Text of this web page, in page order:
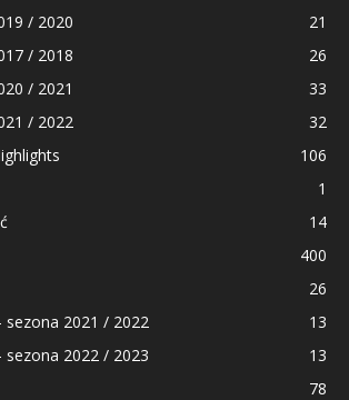
/ 2020
21
/ 2018
26
/ 2021
33
/ 2022
32
106
1
14
400
26
sezona 2021 / 2022
13
sezona 2022 / 2023
13
78